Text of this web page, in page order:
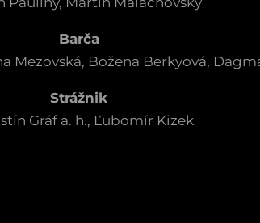
Barča
Mezovská, Božena Berkyová,
Strážnik
Gráf a. h., Ľubomír Kizek